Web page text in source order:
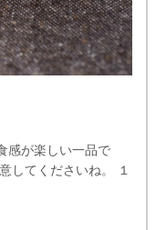
感が楽しい一品で
してくださいね。 １